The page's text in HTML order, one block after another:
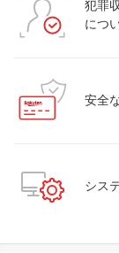
犯罪
につ
安全
シス